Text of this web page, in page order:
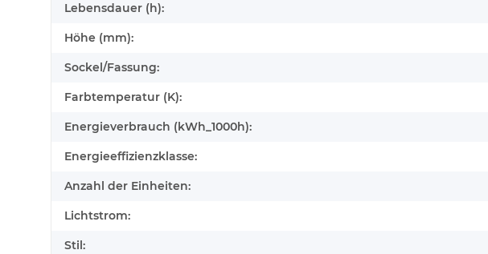
Lebensdauer (h):
Höhe (mm):
Sockel/Fassung:
Farbtemperatur (K):
Energieverbrauch (kWh_1000h):
Energieeffizienzklasse:
Anzahl der Einheiten:
Lichtstrom:
Stil: